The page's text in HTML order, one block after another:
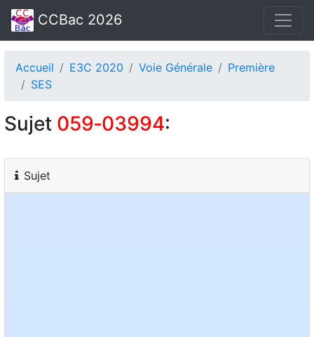
CCBac 2026
Accueil E3C 2020 Voie Générale
Première
SES
Sujet 059‑03994:
Sujet